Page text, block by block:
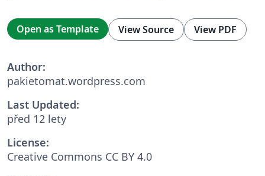
Open as Template View Source View PDF
Author:
pakietomat.wordpress.com
Last Updated:
před 12 lety
License:
Creative Commons CC BY 4.0